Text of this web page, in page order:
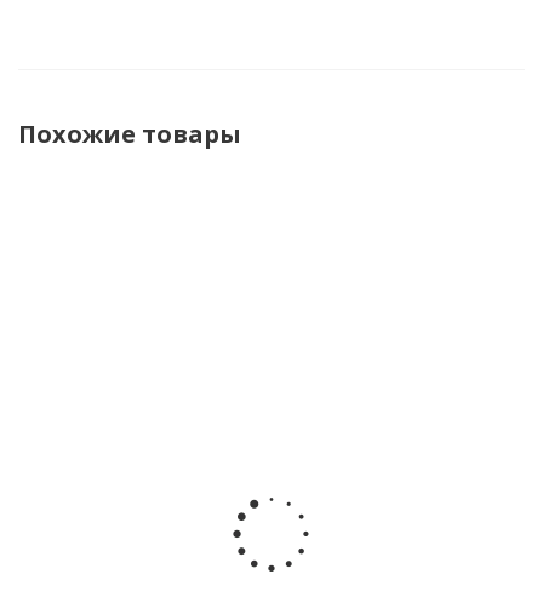
Похожие товары
Infantino
5054
зеленая